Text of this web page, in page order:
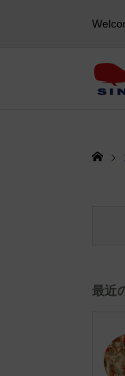
最近